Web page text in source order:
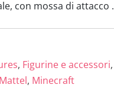
con mossa di attacco
, Figurine e accessori,
Mattel, Minecraft